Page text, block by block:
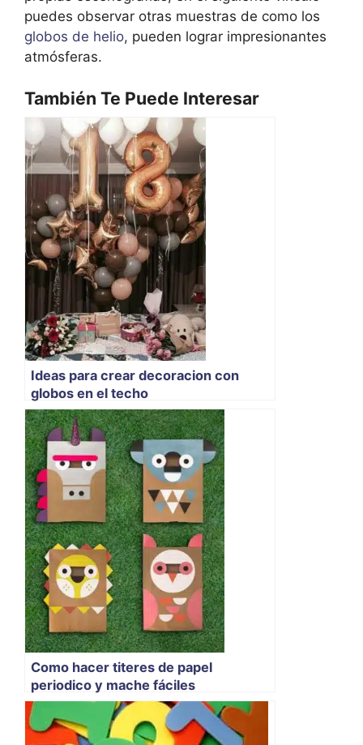
puedes observar otras muestras de como los
globos de helio, pueden lograr impresionantes
atmósferas.
También Te Puede Interesar
Ideas para crear decoracion con
globos en el techo
Como hacer titeres de papel
periodico y mache fáciles